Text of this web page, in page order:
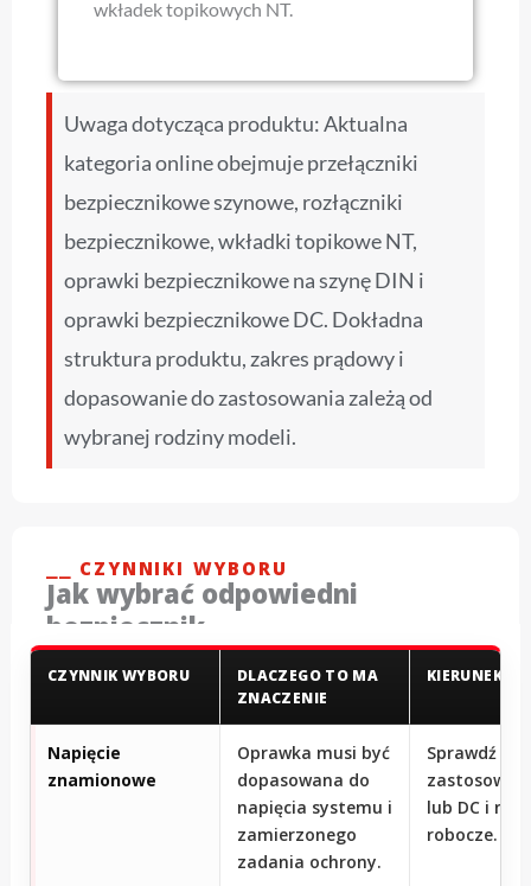
wkładek topikowych NT.
Uwaga dotycząca produktu: Aktualna
kategoria online obejmuje przełączniki
bezpiecznikowe szynowe, rozłączniki
bezpiecznikowe, wkładki topikowe NT,
oprawki bezpiecznikowe na szynę DIN i
oprawki bezpiecznikowe DC. Dokładna
struktura produktu, zakres prądowy i
dopasowanie do zastosowania zależą od
wybranej rodziny modeli.
⎯⎯ CZYNNIKI WYBORU
Jak wybrać odpowiedni
bezpiecznik
CZYNNIK WYBORU
DLACZEGO TO MA
ZNACZENIE
KIERUNEK
Napięcie
znamionowe
Oprawka musi być
dopasowana do
napięcia systemu i
zamierzonego
zadania ochrony.
Sprawdź
lub DC i
robocze.